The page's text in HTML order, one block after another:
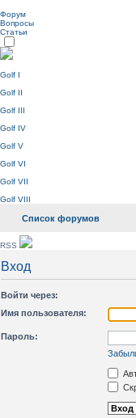
Форум
Вопросы
Статьи
Golf I
Golf II
Golf III
Golf IV
Golf V
Golf VI
Golf VII
Golf VIII
Список форумов
RSS
Вход
Войти через:
Имя пользователя:
Пароль: